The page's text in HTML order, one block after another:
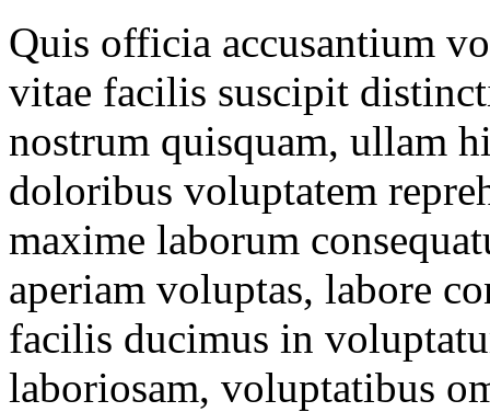
Quis officia accusantium
vitae facilis suscipit
nostrum quisquam, ullam
doloribus voluptatem
maxime laborum
aperiam voluptas, labore
facilis ducimus in
laboriosam, voluptatibus